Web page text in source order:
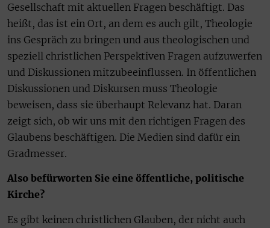
Gesellschaft mit aktuellen Fragen beschäftigt. Das
heißt, das ist ein Ort, an dem es auch gilt, Theologie
ins Gespräch zu bringen und aus theologischen und
speziell christlichen Perspektiven Fragen aufzuwerfen
und Diskussionen mitzubeeinflussen. In öffentlichen
Diskussionen und Diskursen muss Theologie
beweisen, dass sie überhaupt Relevanz hat. Daran
zeigt sich, ob wir uns mit den richtigen Fragen des
Glaubens beschäftigen. Die Medien sind dafür ein
Gradmesser.
Also befürworten Sie eine öffentliche, politische
Kirche?
Es gibt keinen christlichen Glauben, der nicht auch